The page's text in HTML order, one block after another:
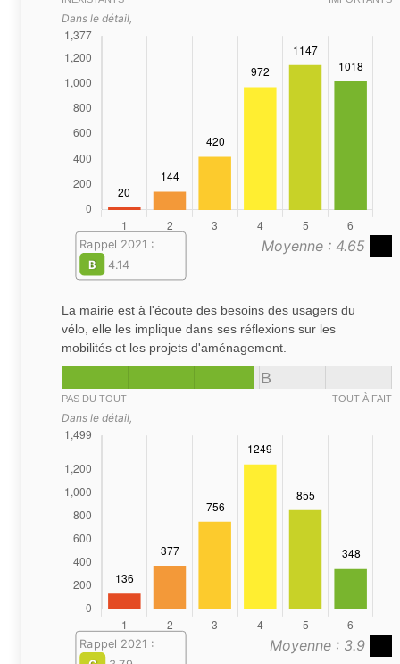
Dans le détail,
Moyenne : 4.65
Rappel 2021 :
B
4.14
La mairie est à l'écoute des besoins des usagers du
vélo, elle les implique dans ses réflexions sur les
mobilités et les projets d'aménagement.
B
PAS DU TOUT TOUT À FAIT
Dans le détail,
Moyenne : 3.9
Rappel 2021 :